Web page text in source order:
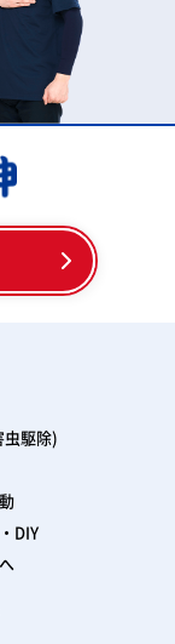
虫駆除)
DIY